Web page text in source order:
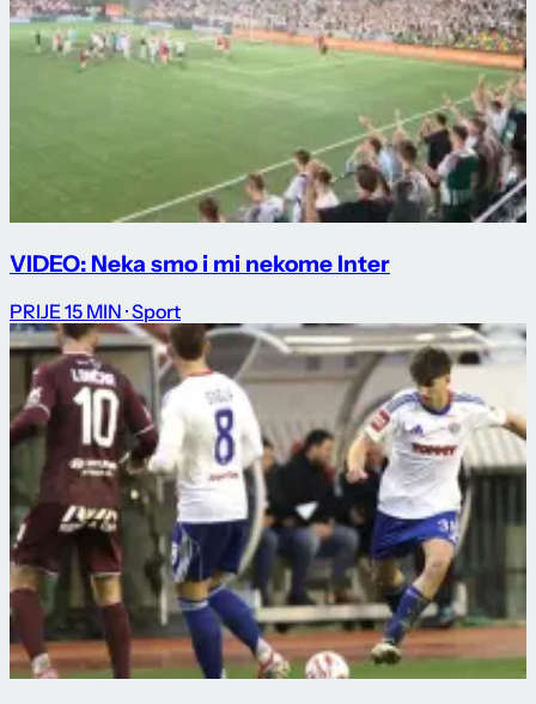
VIDEO: Neka smo i mi nekome Inter
PRIJE 15 MIN · Sport